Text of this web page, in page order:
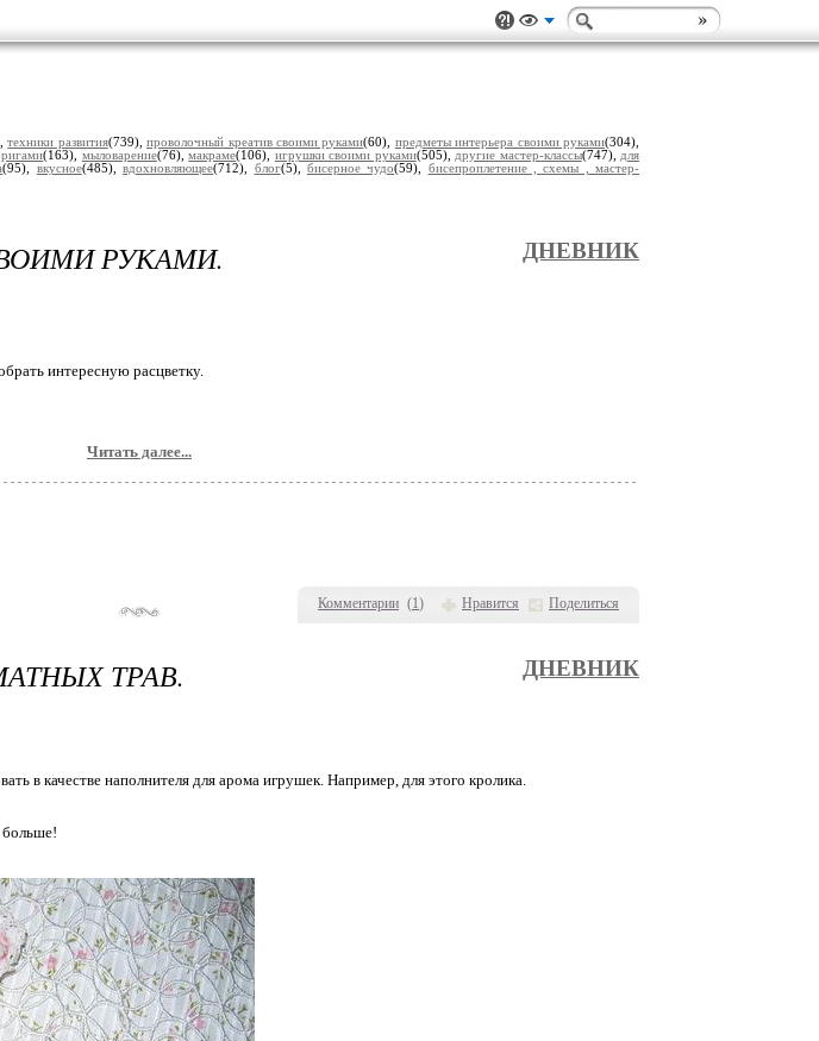
техники развития(739),проволочный креатив своими руками(60), предметы интерьера своими руками(304),
(163), мыловарение(76),макраме(106), игрушки своими руками(505), другие мастер-классы(747), для
(95), вкусное(485),вдохновляющее(712), блог(5), бисерное чудо(59), бисепроплетение , схемы , мастер-
Комментарии (1) Нравится Поделиться
РУКАМИ. ДНЕВНИК
интересную расцветку.
Читать далее...
ТРАВ. ДНЕВНИК
в качестве наполнителя для арома игрушек. Например, для этого кролика.
больше!